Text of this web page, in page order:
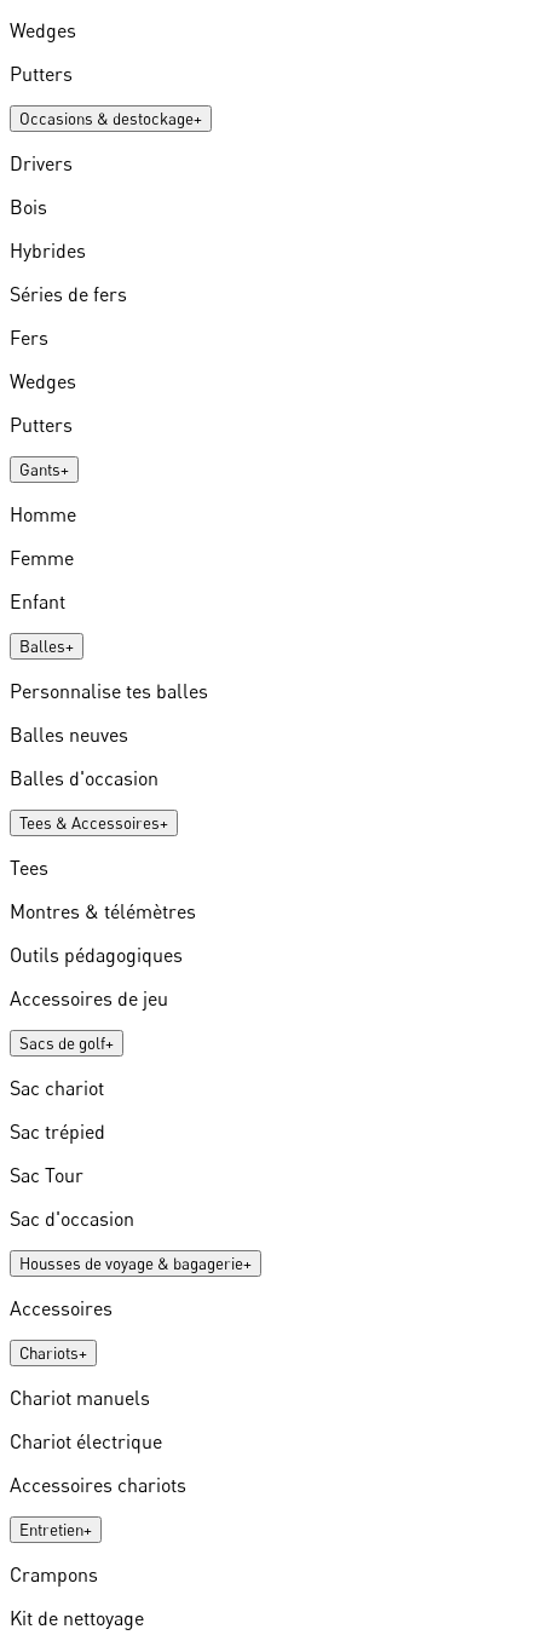
Wedges
Putters
Occasions & destockage+
Drivers
Bois
Hybrides
Séries de fers
Fers
Wedges
Putters
Gants+
Homme
Femme
Enfant
Balles+
Personnalise tes balles
Balles neuves
Balles d'occasion
Tees & Accessoires+
Tees
Montres & télémètres
Outils pédagogiques
Accessoires de jeu
Sacs de golf+
Sac chariot
Sac trépied
Sac Tour
Sac d'occasion
Housses de voyage & bagagerie+
Accessoires
Chariots+
Chariot manuels
Chariot électrique
Accessoires chariots
Entretien+
Crampons
Kit de nettoyage